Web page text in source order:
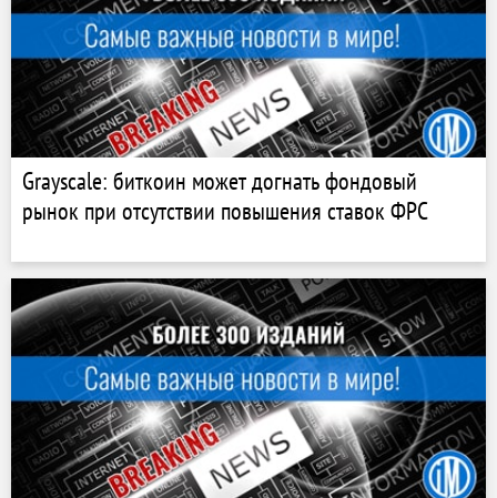
Grayscale: биткоин может догнать фондовый
рынок при отсутствии повышения ставок ФРС